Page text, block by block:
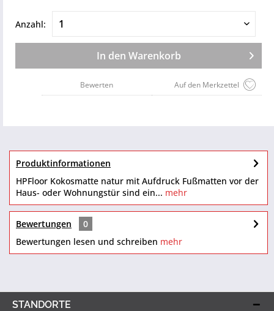
Anzahl:
In den Warenkorb
Auf den Merkzettel
Bewerten
Produktinformationen
HPFloor Kokosmatte natur mit Aufdruck Fußmatten vor der
Haus- oder Wohnungstür sind ein... mehr
Bewertungen
0
Bewertungen lesen und schreiben mehr
STANDORTE